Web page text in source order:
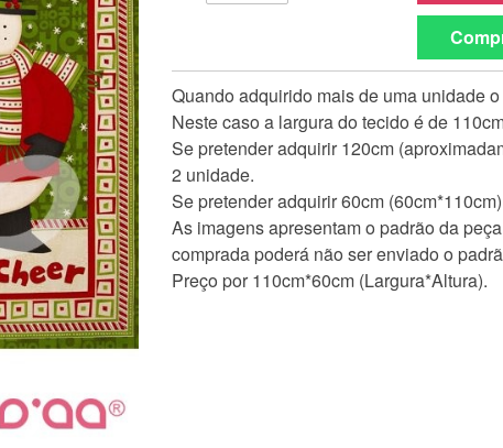
Quando adquirido mais de uma unidade
Neste caso a largura do tecido é de
Se pretender adquirir 120cm
2 unidade.
Se pretender adquirir 60cm
As imagens apresentam o padrão da
comprada poderá não ser enviado o
Preço por 110cm*60cm (Largura*Altura).